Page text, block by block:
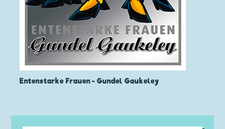
Entenstarke Frauen - Gundel Gaukeley